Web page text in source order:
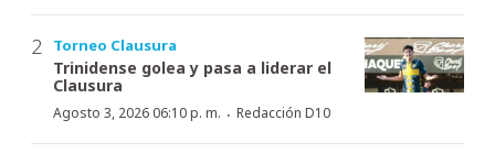
Torneo Clausura
Trinidense golea y pasa a liderar el
Clausura
Agosto 3, 2026 06:10 p. m. · Redacción D10